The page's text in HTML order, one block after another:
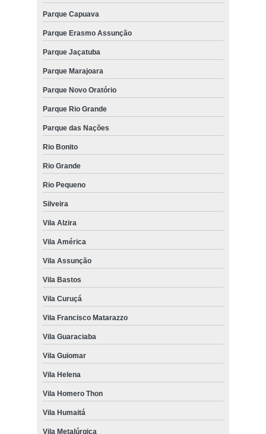
Parque Capuava
Parque Erasmo Assunção
Parque Jaçatuba
Parque Marajoara
Parque Novo Oratório
Parque Rio Grande
Parque das Nações
Rio Bonito
Rio Grande
Rio Pequeno
Silveira
Vila Alzira
Vila América
Vila Assunção
Vila Bastos
Vila Curuçá
Vila Francisco Matarazzo
Vila Guaraciaba
Vila Guiomar
Vila Helena
Vila Homero Thon
Vila Humaitá
Vila Metalúrgica